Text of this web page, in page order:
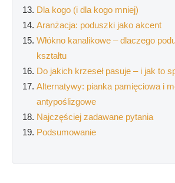
Dla kogo (i dla kogo mniej)
Aranżacja: poduszki jako akcent
Włókno kanalikowe – dlaczego
kształtu
Do jakich krzeseł pasuje – i jak to
Alternatywy: pianka pamięciowa i
antypoślizgowe
Najczęściej zadawane pytania
Podsumowanie